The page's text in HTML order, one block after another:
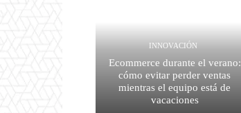
INNOVACIÓN
Ecommerce durante el verano:
cómo evitar perder ventas
mientras el equipo está de
vacaciones